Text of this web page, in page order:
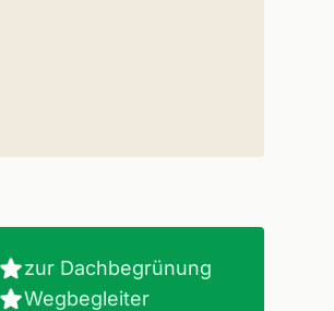
zur Dachbegrünung
Wegbegleiter